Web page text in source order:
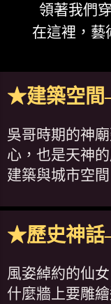
領著我們
在這裡，藝
★建築空間
吳哥時期的神
心，也是天神
建築與城市空間
★歷史神話
風姿綽約的仙
什麼牆上要雕